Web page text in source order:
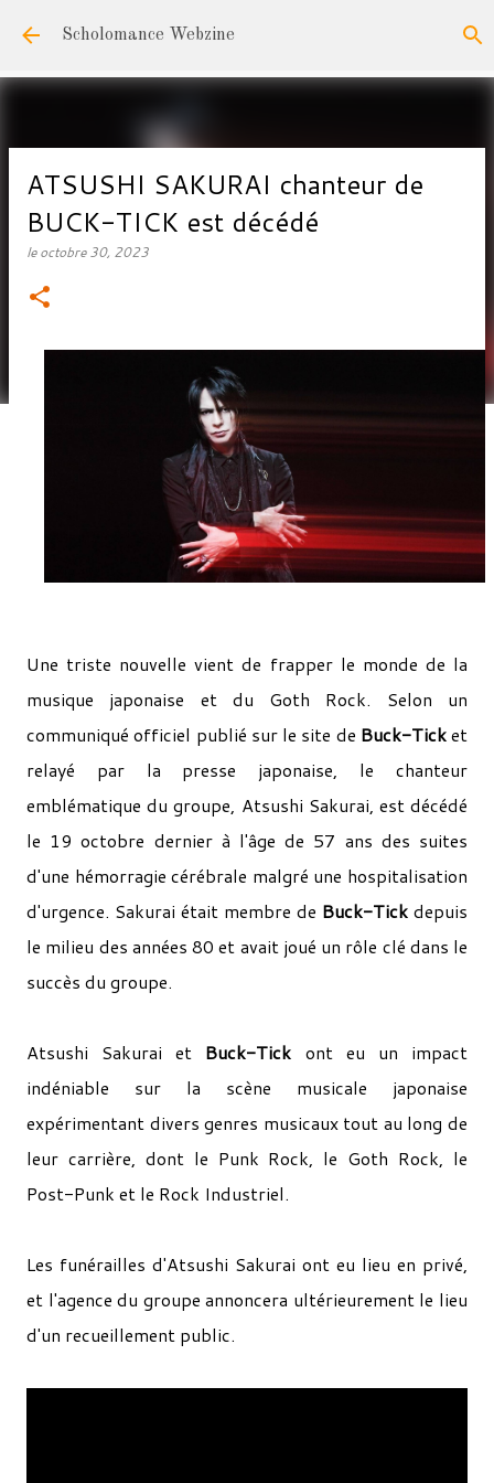
Accéder au contenu principal
Scholomance Webzine
ATSUSHI SAKURAI chanteur de
BUCK-TICK est décédé
leoctobre 30, 2023
Une triste nouvelle vient de frapper le monde de la
musique japonaise et du Goth Rock. Selon un
communiqué officiel publié sur le site de Buck-Ticket
relayé par la presse japonaise, le chanteur
emblématique du groupe, Atsushi Sakurai, est décédé
le 19 octobre dernier à l'âge de 57 ans des suites
d'une hémorragie cérébrale malgré une hospitalisation
d'urgence. Sakurai était membre de Buck-Tick depuis
le milieu des années 80 et avait joué un rôle clé dans le
succès du groupe.
Atsushi Sakurai et Buck-Tick ont eu un impact
indéniable sur la scène musicale japonaise
expérimentant divers genres musicaux tout au long de
leur carrière, dont le Punk Rock, le Goth Rock, le
Post-Punk et le Rock Industriel.
Les funérailles d'Atsushi Sakurai ont eu lieu en privé,
et l'agence du groupe annoncera ultérieurement le lieu
d'un recueillement public.